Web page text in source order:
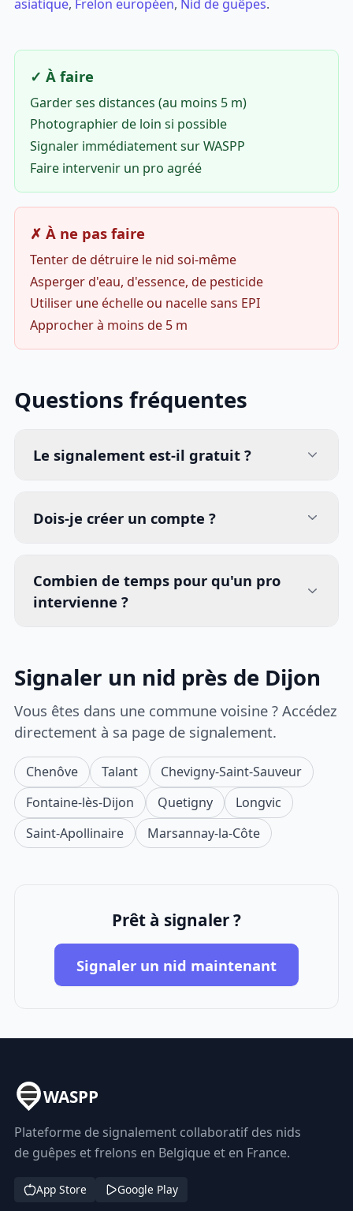
asiatique, Frelon européen, Nid de guêpes.
✓ À faire
Garder ses distances (au moins 5 m)
Photographier de loin si possible
Signaler immédiatement sur WASPP
Faire intervenir un pro agréé
✗ À ne pas faire
Tenter de détruire le nid soi-même
Asperger d'eau, d'essence, de pesticide
Utiliser une échelle ou nacelle sans EPI
Approcher à moins de 5 m
Questions fréquentes
Le signalement est-il gratuit ?
Dois-je créer un compte ?
Combien de temps pour qu'un pro
intervienne ?
Signaler un nid près de Dijon
Vous êtes dans une commune voisine ? Accédez
directement à sa page de signalement.
Chenôve Talant
Chevigny-Saint-Sauveur
Fontaine-lès-Dijon
Quetigny
Longvic
Saint-Apollinaire
Marsannay-la-Côte
Prêt à signaler ?
Signaler un nid maintenant
WASPP
Plateforme de signalement collaboratif des nids
de guêpes et frelons en Belgique et en France.
App Store Google Play